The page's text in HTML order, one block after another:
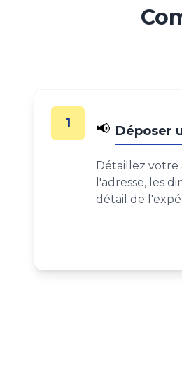
1 📢 Déposer
Détaillez votre
l'adresse, les
détail de